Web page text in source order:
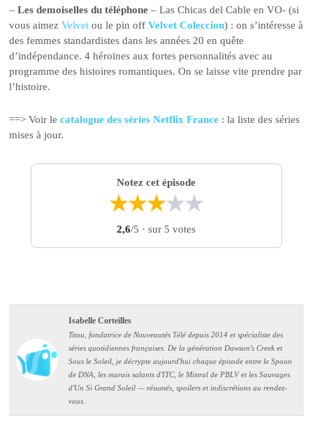
–Les demoiselles du téléphone – Las Chicas del Cable en VO- (si
vous aimezVelvet ou le pin offVelvet Coleccion) : on s’intéresse à
des femmes standardistes dans les années 20 en quête
d’indépendance. 4 héroïnes aux fortes personnalités avec au
programme des histoires romantiques. On se laisse vite prendre par
l’histoire.
==> Voir lecatalogue des séries Netflix France : la liste des séries
mises à jour.
Notez cet épisode
★★★★★
2,6/5 · sur 5 votes
Isabelle Corteilles
Titou, fondatrice de Nouveautés Télé depuis 2014 et spécialiste des
séries quotidiennes françaises. De la génération Dawson's Creek et
Sous le Soleil, je décrypte aujourd'hui chaque épisode entre le Spoon
de DNA, les marais salants d'ITC, le Mistral de PBLV et les Sauvages
d'Un Si Grand Soleil — résumés, spoilers et indiscrétions au rendez-
vous.